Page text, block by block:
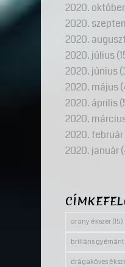
2020. október
2020.
2020.
2020. július
2020. június
2020. május
2020. április
2020.
2020. február
2020. január
arany ékszer (15)
briliáns gyémánt
drágaköves